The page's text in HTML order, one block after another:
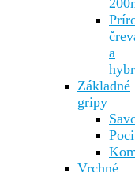
a
Základné
gripy
Vrchné